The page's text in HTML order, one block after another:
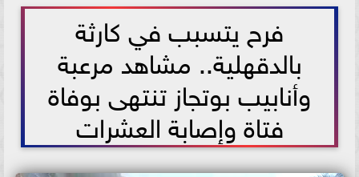
فرح يتسبب في كارثة
بالدقهلية.. مشاهد مرعبة
وأنابيب بوتجاز تنتهى بوفاة
فتاة وإصابة العشرات